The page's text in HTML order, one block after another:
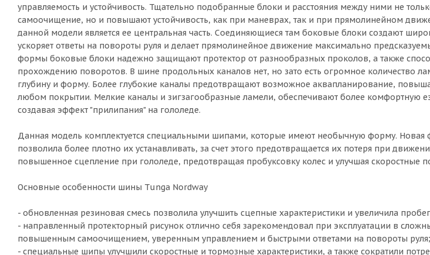
управляемость и устойчивость. Тщательно подобранные блоки и расстояния между ними не
самоочищение, но и повышают устойчивость, как при маневрах, так и при прямолинейном
данной модели является ее центральная часть. Соединяющиеся там боковые блоки создают
ускоряет ответы на повороты руля и делает прямолинейное движение максимально
формы боковые блоки надежно защищают протектор от разнообразных проколов, а также
прохождению поворотов. В шине продольных каналов нет, но зато есть огромное количество
глубину и форму. Более глубокие каналы предотвращают возможное аквапланирование,
любом покрытии. Мелкие каналы и зигзагообразные ламели, обеспечивают более комфортную
создавая эффект "прилипания" на гололеде.
Данная модель комплектуется специальными шипами, которые имеют необычную форму.
позволила более плотно их устанавливать, за счет этого предотвращается их потеря при
повышенное сцепление при гололеде, предотвращая пробуксовку колес и улучшая скоростные
Основные особенности шины Tunga Nordway
- обновленная резиновая смесь позволила улучшить сцепные характеристики и увеличила
- направленный протекторный рисунок отлично себя зарекомендовал при эксплуатации в
повышенным самоочищением, уверенным управлением и быстрыми ответами на повороты руля;
- специальные шипы улучшили скоростные и тормозные характеристики, а также сократили